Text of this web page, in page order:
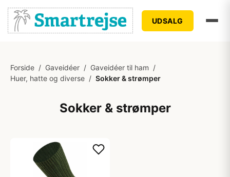
UDSALG
Forside / Gaveidéer / Gaveidéer til ham /
Huer, hatte og diverse / Sokker & strømper
Sokker & strømper